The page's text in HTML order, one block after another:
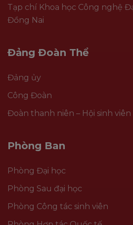
Tạp chí Khoa học Công nghệ
Đồng Nai
Đảng Đoàn Thể
Đảng ủy
Công Đoàn
Đoàn thanh niên – Hội sinh viên
Phòng Ban
Phòng Đại học
Phòng Sau đại học
Phòng Công tác sinh viên